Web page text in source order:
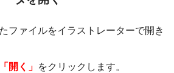
ファイルをイラストレーターで開き
「開く」 をクリックします。